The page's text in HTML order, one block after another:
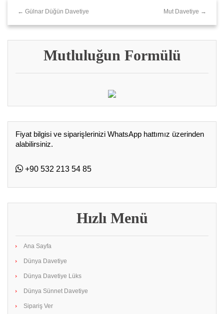
← Gülnar‎ Düğün Davetiye Mut Davetiye →
Mutluluğun Formülü
Fiyat bilgisi ve siparişlerinizi WhatsApp hattımız üzerinden
alabilirsiniz.
+90 532 213 54 85
Hızlı Menü
Ana Sayfa
Dünya Davetiye
Dünya Davetiye Lüks
Dünya Sünnet Davetiye
Sipariş Ver